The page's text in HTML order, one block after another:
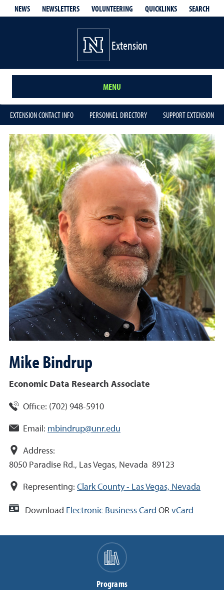
NEWS NEWSLETTERS VOLUNTEERING QUICKLINKS SEARCH
Extension
MENU
EXTENSION CONTACT INFO PERSONNEL DIRECTORY SUPPORT EXTENSION
MikeBindrup
Economic Data Research Associate
Office: (702) 948-5910
Email: mbindrup@unr.edu
Address:
8050 Paradise Rd., Las Vegas, Nevada 89123
Representing: Clark County - Las Vegas, Nevada
Download Electronic Business Card OR vCard
Programs